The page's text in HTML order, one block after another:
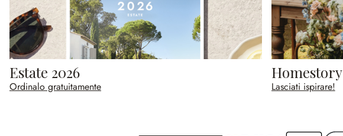
Estate 2026
Ordinalo gratuitamente
Homestory
Lasciati ispirare!